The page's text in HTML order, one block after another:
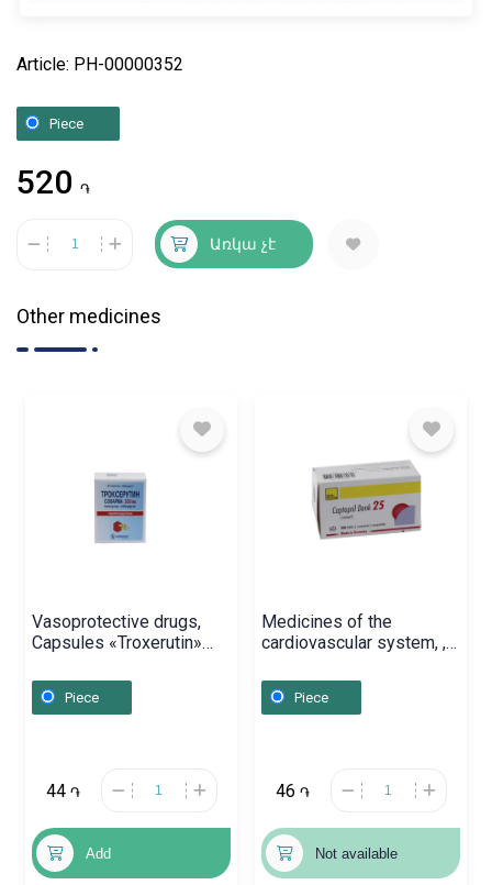
Article: PH-00000352
Piece
520 ֏
Առկա չէ
Other medicines
Vasoprotective drugs,
Capsules «Troxerutin»
Piece
44 ֏
Add
Medicines of the
cardiovascular system, ,
Piece
46 ֏
Not available